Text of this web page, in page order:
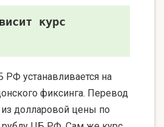
курс
РФ устанавливается на
фиксинга. Перевод
из долларовой цены по